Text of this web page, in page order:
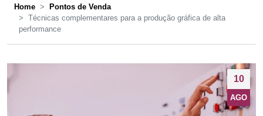
Home
Pontos de Venda
Técnicas complementares para a produção gráfica de alta
performance
10
AGO